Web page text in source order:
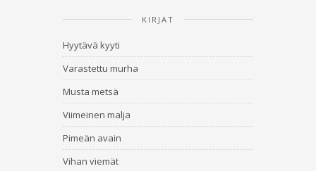
KIRJAT
Hyytävä kyyti
Varastettu murha
Musta metsä
Viimeinen malja
Pimeän avain
Vihan viemät